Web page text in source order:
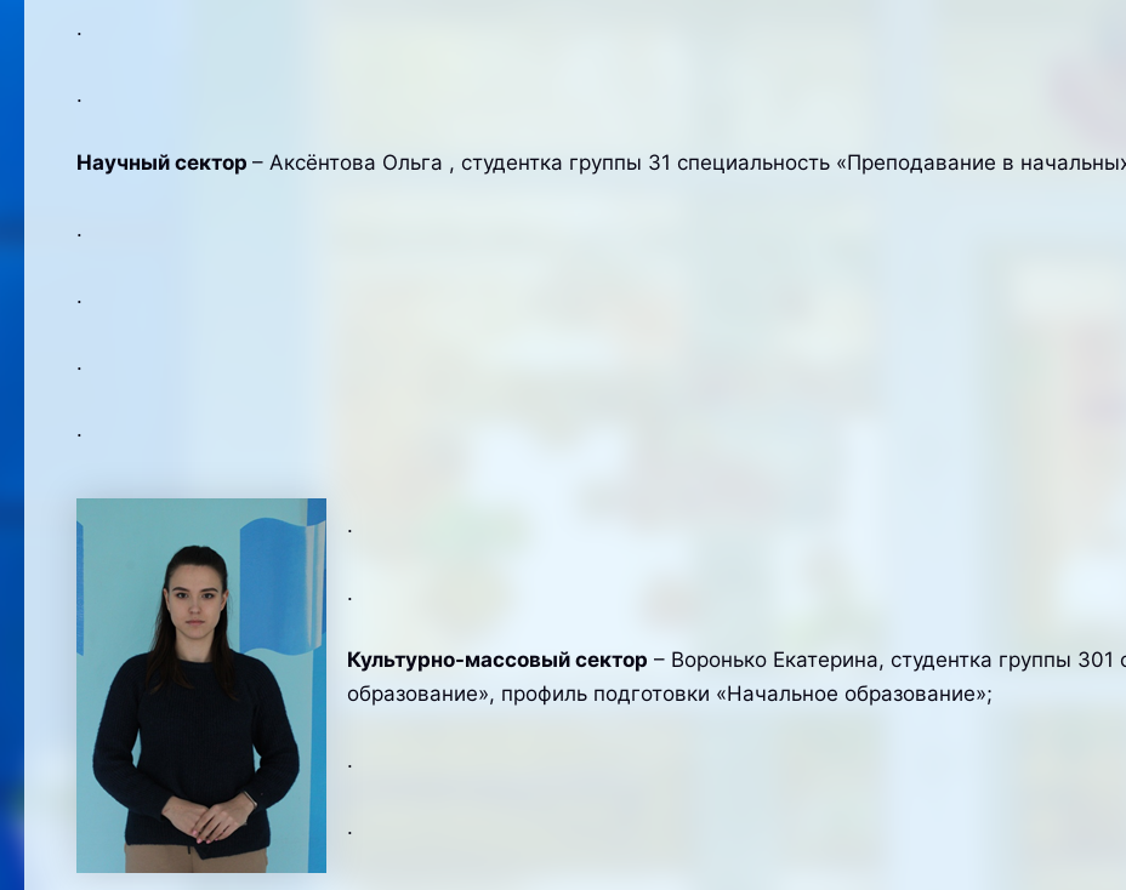
.
.
Научный сектор – Аксёнтова Ольга , студентка группы 31 специальность «Преподавание в
.
.
.
.
.
.
Культурно-массовый сектор – Воронько Екатерина, студентка группы 301
образование», профиль подготовки «Начальное образование»;
.
.